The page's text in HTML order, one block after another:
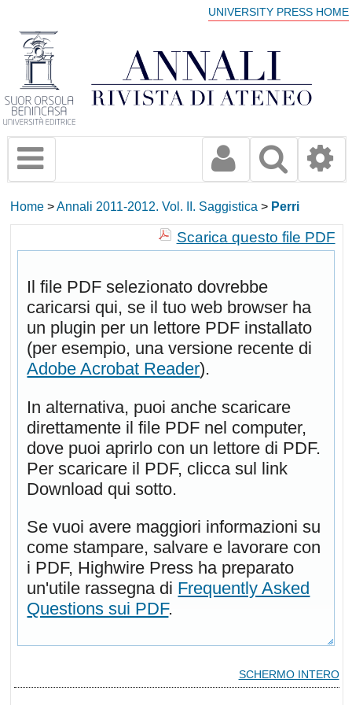
UNIVERSITY PRESS HOME
Home >Annali 2011-2012. Vol. II. Saggistica > Perri
Scarica questo file PDF
Il file PDF selezionato dovrebbe
caricarsi qui, se il tuo web browser ha
un plugin per un lettore PDF installato
(per esempio, una versione recente di
Adobe Acrobat Reader).
In alternativa, puoi anche scaricare
direttamente il file PDF nel computer,
dove puoi aprirlo con un lettore di PDF.
Per scaricare il PDF, clicca sul link
Download qui sotto.
Se vuoi avere maggiori informazioni su
come stampare, salvare e lavorare con
i PDF, Highwire Press ha preparato
un'utile rassegna di Frequently Asked
Questions sui PDF.
SCHERMO INTERO